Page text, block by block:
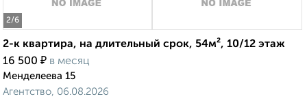
2/6
2-к квартира, на длительный срок, 54м², 10/12 этаж
16 500 ₽ в месяц
Менделеева 15
Агентство, 06.08.2026